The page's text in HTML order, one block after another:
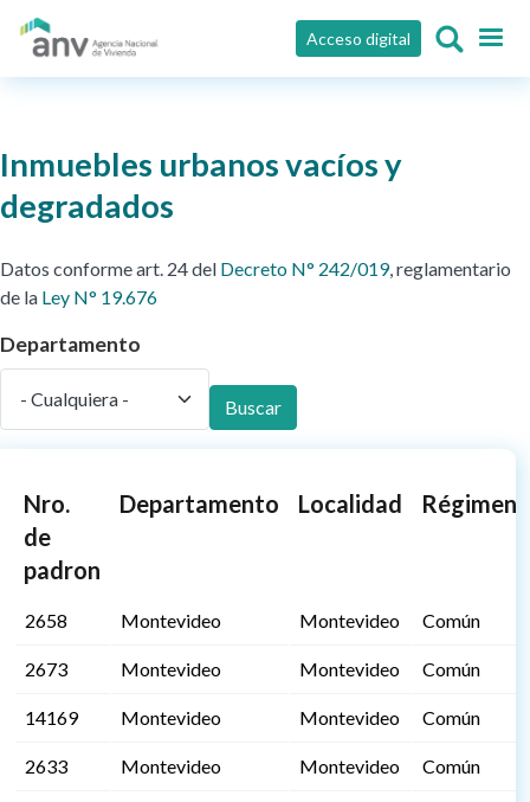
Pasar al contenido principal
Acceso digital
Inmuebles urbanos vacíos y
degradados
Datos conforme art. 24 del Decreto N° 242/019, reglamentario
de la Ley N° 19.676
Departamento
Buscar
Nro.
de
padron
Departamento Localidad Régimen
2658 Montevideo Montevideo Común
2673 Montevideo Montevideo Común
14169 Montevideo Montevideo Común
2633 Montevideo Montevideo Común